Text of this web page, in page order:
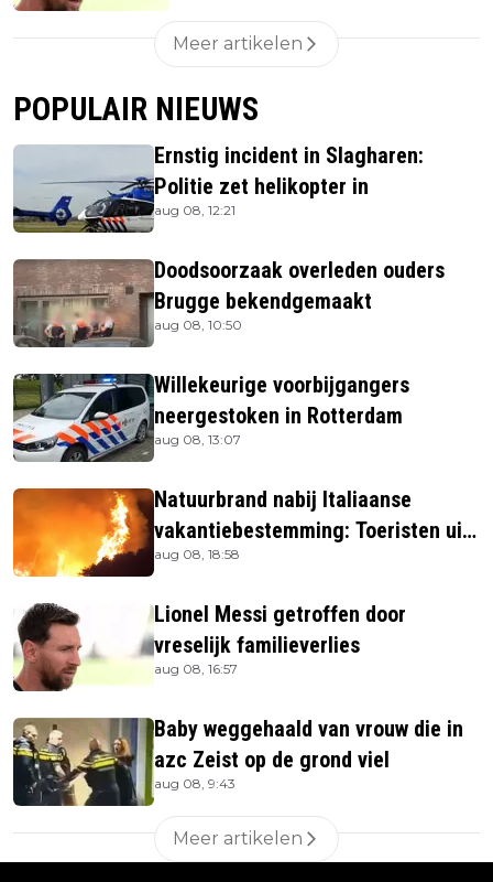
Meer artikelen
POPULAIR NIEUWS
Ernstig incident in Slagharen:
Politie zet helikopter in
aug 08, 12:21
Doodsoorzaak overleden ouders
Brugge bekendgemaakt
aug 08, 10:50
Willekeurige voorbijgangers
neergestoken in Rotterdam
aug 08, 13:07
Natuurbrand nabij Italiaanse
vakantiebestemming: Toeristen uit
verblijven gehaald
aug 08, 18:58
Lionel Messi getroffen door
vreselijk familieverlies
aug 08, 16:57
Baby weggehaald van vrouw die in
azc Zeist op de grond viel
aug 08, 9:43
Meer artikelen